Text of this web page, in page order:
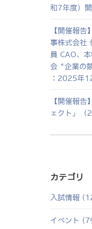
和7年度）
【開催報告
事株式会社
員 CAO、
会 "企業の
：2025年
【開催報告
ェクト」（
カテゴリ
入試情報
イベント